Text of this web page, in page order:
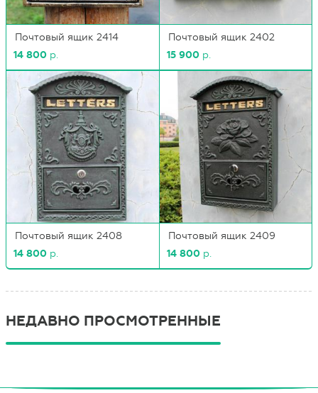
Почтовый ящик 2414
14 800 р.
Почтовый ящик 2402
15 900 р.
Почтовый ящик 2408
14 800 р.
Почтовый ящик 2409
14 800 р.
НЕДАВНО ПРОСМОТРЕННЫЕ